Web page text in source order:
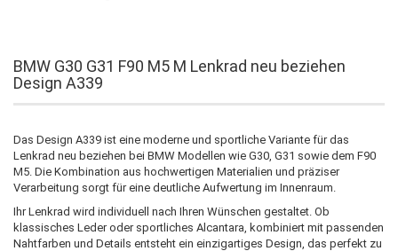
BMW G30 G31 F90 M5 M Lenkrad neu beziehen
Design A339
Das Design A339 ist eine moderne und sportliche Variante für das
Lenkrad neu beziehen bei BMW Modellen wie G30, G31 sowie dem F90
M5. Die Kombination aus hochwertigen Materialien und präziser
Verarbeitung sorgt für eine deutliche Aufwertung im Innenraum.
Ihr Lenkrad wird individuell nach Ihren Wünschen gestaltet. Ob
klassisches Leder oder sportliches Alcantara, kombiniert mit passenden
Nahtfarben und Details entsteht ein einzigartiges Design, das perfekt zu